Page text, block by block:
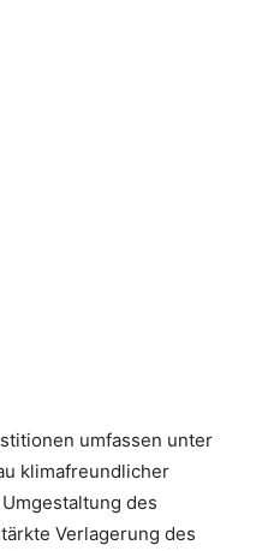
umfassen unter
klimafreundlicher
des
Verlagerung des